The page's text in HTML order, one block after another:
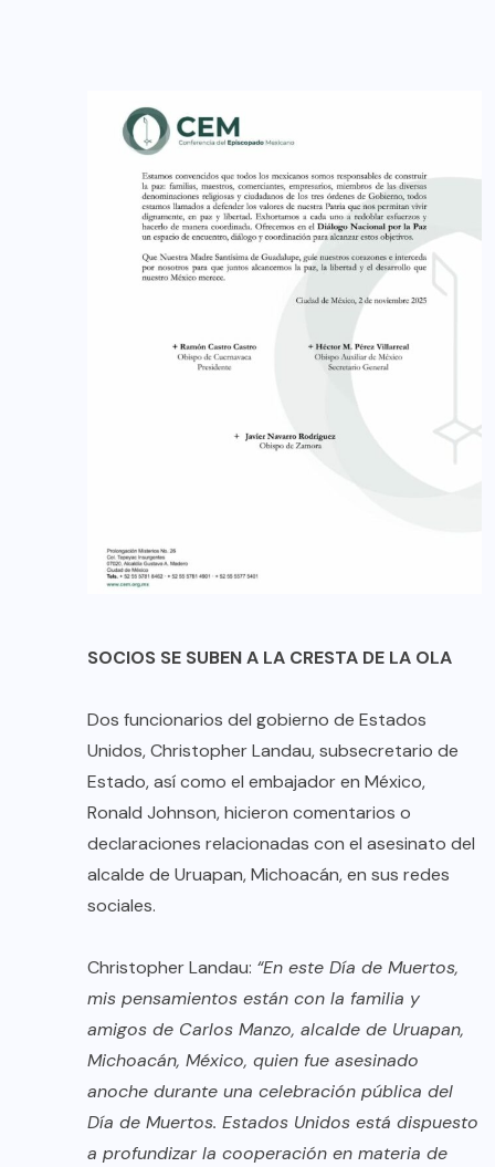
SOCIOS SE SUBEN A LA CRESTA DE LA OLA
Dos funcionarios del gobierno de Estados
Unidos, Christopher Landau, subsecretario de
Estado, así como el embajador en México,
Ronald Johnson, hicieron comentarios o
declaraciones relacionadas con el asesinato del
alcalde de Uruapan, Michoacán, en sus redes
sociales.
Christopher Landau: “En este Día de Muertos,
mis pensamientos están con la familia y
amigos de Carlos Manzo, alcalde de Uruapan,
Michoacán, México, quien fue asesinado
anoche durante una celebración pública del
Día de Muertos. Estados Unidos está dispuesto
a profundizar la cooperación en materia de